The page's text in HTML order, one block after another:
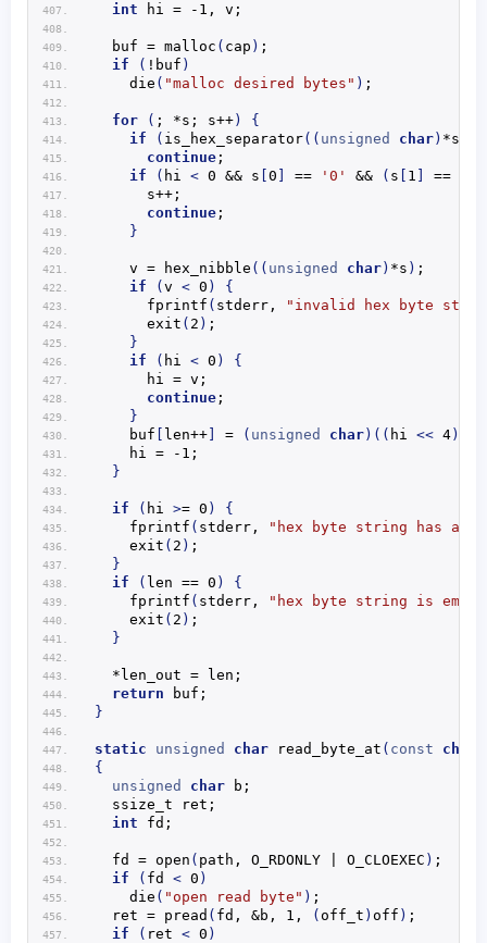
int hi = -1, v;
  buf =
malloc ( cap ) ;
if
( !buf )
die ( "malloc desired bytes" ) ;
for ( ; *s; s++)
{
if
( is_hex_separator(( unsigned char) *s
continue ;
if
( hi < 0 && s 0 == '0' && ( s 1 ==
      s++;
continue ;
}
    v =
hex_nibble (( unsigned char) *s ) ;
if
( v < 0 )
{
fprintf ( stderr,
"invalid hex byte
exit ( 2 ) ;
}
if
( hi < 0 )
{
      hi = v;
continue ;
}
    buf
len++ = ( unsigned char)(( hi << 4)
    hi = -1;
}
if ( hi >= 0 )
{
fprintf ( stderr,
"hex byte string has an
exit ( 2 ) ;
}
if
( len == 0 )
{
fprintf ( stderr,
"hex byte string is
exit ( 2 ) ;
}
  *len_out = len;
return buf;
}
static unsigned char read_byte_at ( const char
{
unsigned
char b;
  ssize_t ret;
int fd;
  fd =
open ( path, O_RDONLY | O_CLOEXEC ) ;
if
( fd < 0 )
die ( "open read byte" ) ;
  ret =
pread ( fd, &b, 1, ( off_t ) off ) ;
if
( ret < 0 )